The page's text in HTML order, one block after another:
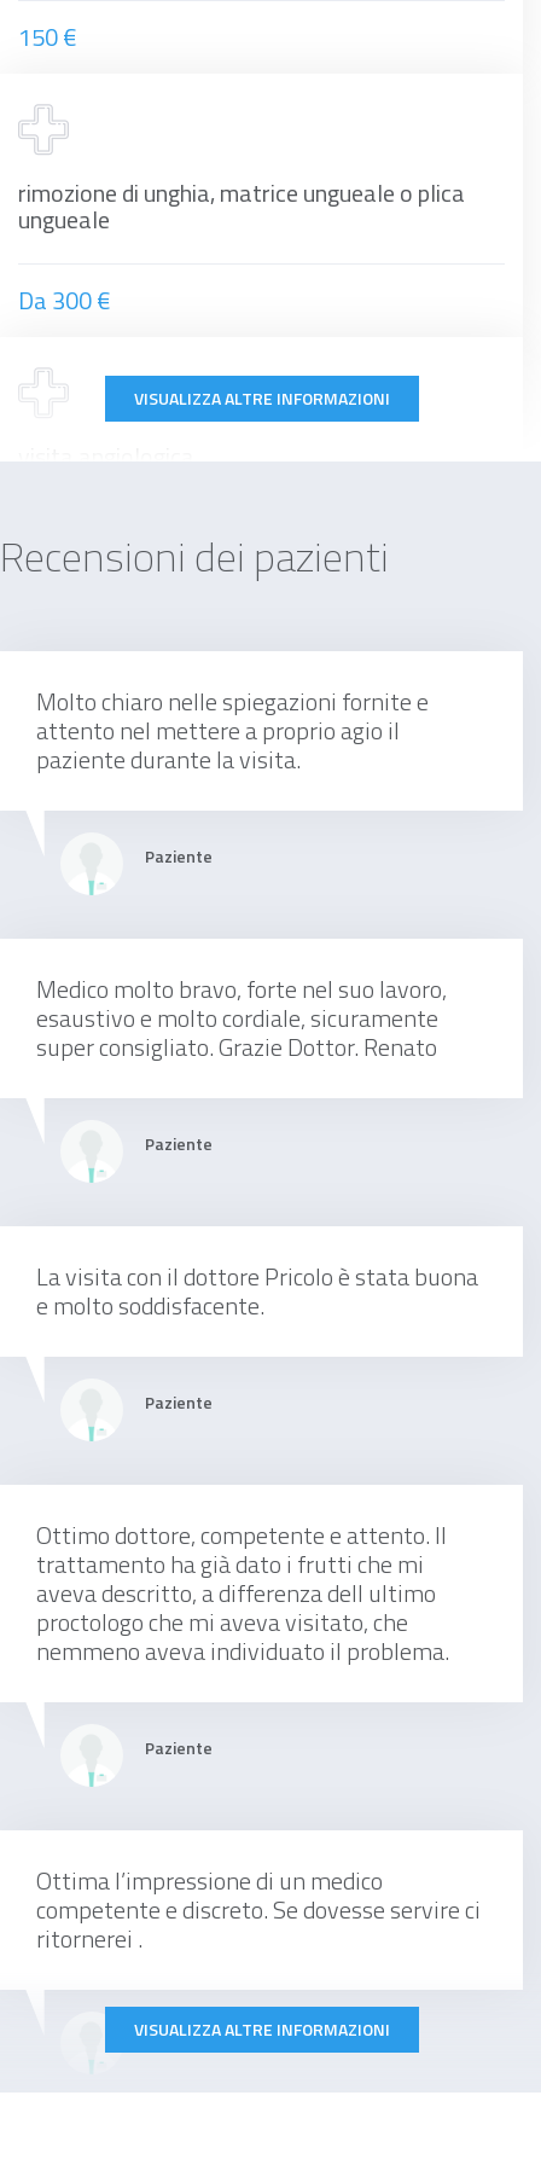
150 €
rimozione di unghia, matrice ungueale o plica
ungueale
Da 300 €
130 €
prima visita gastroenterologica
150 €
visita di chirurgia generale
150 €
Da 90 €
da concordare
visita proctologica + anoscopia + esplorazione
Da 150 €
visita proctologica + anoscopia
VISUALIZZA ALTRE INFORMAZIONI
Recensioni dei pazienti
Molto chiaro nelle spiegazioni fornite e
attento nel mettere a proprio agio il
paziente durante la visita.
Paziente
Medico molto bravo, forte nel suo lavoro,
esaustivo e molto cordiale, sicuramente
super consigliato. Grazie Dottor. Renato
Paziente
La visita con il dottore Pricolo è stata buona
e molto soddisfacente.
Paziente
Ottimo dottore, competente e attento. Il
trattamento ha già dato i frutti che mi
aveva descritto, a differenza dell ultimo
proctologo che mi aveva visitato, che
nemmeno aveva individuato il problema.
Paziente
Ottima l’impressione di un medico
competente e discreto. Se dovesse servire ci
ritornerei .
Paziente
VISUALIZZA ALTRE INFORMAZIONI